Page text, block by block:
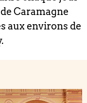
Caramagne
aux environs de